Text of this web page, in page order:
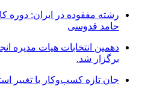
رشته مفقوده در ایران: دوره
حامد قدوسی
دهمین انتخابات هیات مدیره
برگزار شد.
جان تازه کسب‌وکار با تغییر